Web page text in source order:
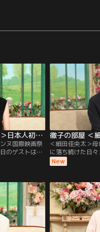
徹子の部屋 ＜岡本多緒＞日本人初！カンヌ国際映画祭で最優秀女優賞を受賞（2026/08/04放送分）
ヌ国際映画祭
のゲストは、
躍する岡本多
くなる』で、
遂げた。パ
ロンドンの世
るトップモデ
＜細田佳央太＞
に落ち続けた日
ど話題作に次々
手実力派俳優の
「どうする家康
細田さんだが、
中に入りたい」
う。
New